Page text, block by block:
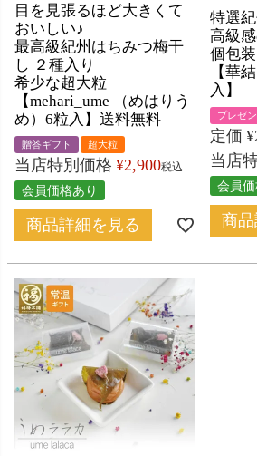
目を見張るほど大きくて
おいしい♪
最高級紀州はちみつ梅干
し ２種入り
希少な超大粒
【mehari_ume （めはりう
め）6粒入】送料無料
贈答ギフト 超大粒
当店特別価格 ¥2,900税込
会員価格あり
商品詳細を見る
特選
高級
個包装
【華
入】
プレゼン
定価 ¥
当店
会員価
商